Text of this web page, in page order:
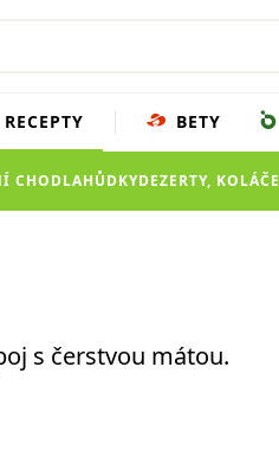
RECEPTY BETY
CHODLAHŮDKYDEZERTY, KOLÁČE
s čerstvou mátou.